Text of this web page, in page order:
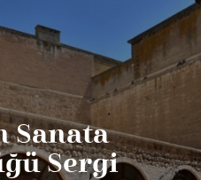
Sanata
Sergi